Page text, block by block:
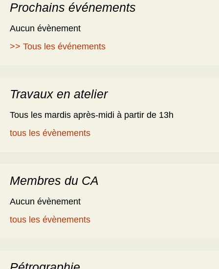
Prochains événements
Aucun évènement
>> Tous les événements
Travaux en atelier
Tous les mardis après-midi à partir de 13h
tous les évènements
Membres du CA
Aucun évènement
tous les évènements